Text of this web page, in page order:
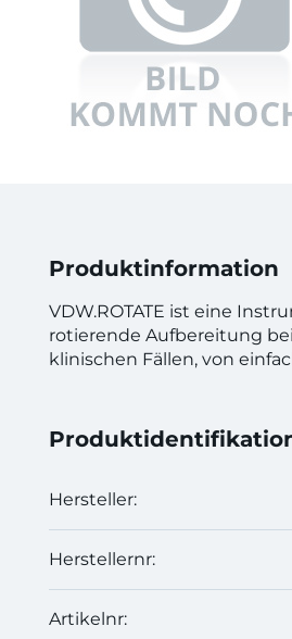
Produktinformation
VDW.ROTATE ist eine
rotierende Aufbereitung
klinischen Fällen, von
Hersteller:
Herstellernr:
Artikelnr: